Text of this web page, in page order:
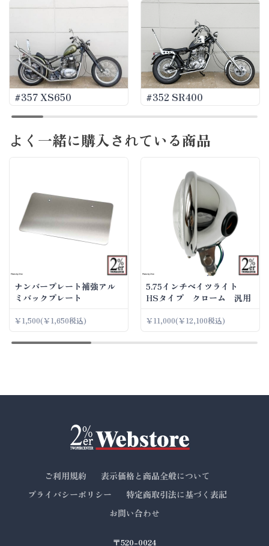
#357 XS650 #352 SR400
よく一緒に購入されている商品
ナンバープレート補強アル
ミバックプレート
￥1,500(￥1,650税込)
5.75インチベイツライト
HSタイプ クローム 汎用
￥11,000(￥12,100税込)
ご利用規約
表示価格と商品全般について
プライバシーポリシー
特定商取引法に基づく表記
お問い合わせ
〒520-0024